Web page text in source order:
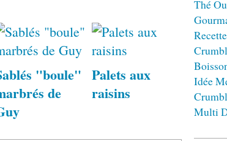
"boule"
de
Palets aux
raisins
Thé
Idée
Multi